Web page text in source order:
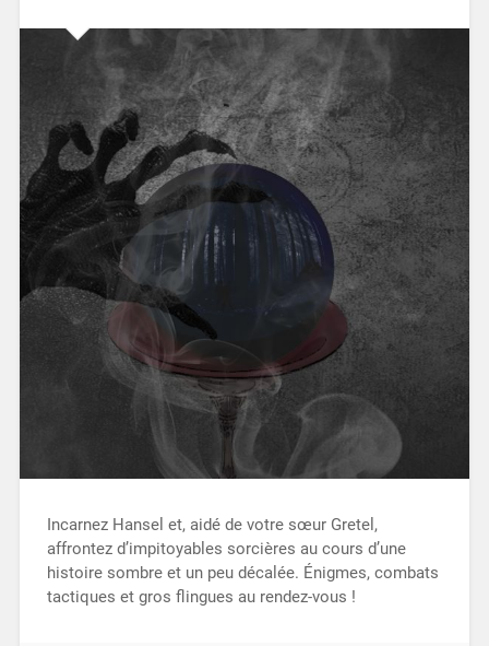
Incarnez Hansel et, aidé de votre sœur Gretel,
affrontez d’impitoyables sorcières au cours d’une
histoire sombre et un peu décalée. Énigmes, combats
tactiques et gros flingues au rendez-vous !